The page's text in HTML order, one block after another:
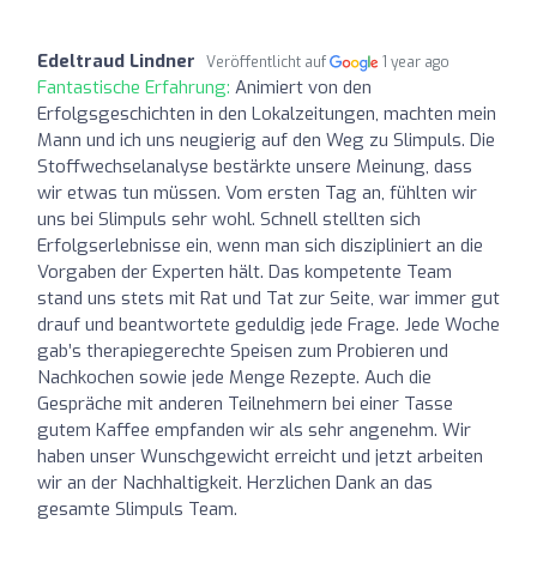
Edeltraud Lindner Veröffentlicht auf 1 year ago
Fantastische Erfahrung: Animiert von den
Erfolgsgeschichten in den Lokalzeitungen, machten mein
Mann und ich uns neugierig auf den Weg zu Slimpuls. Die
Stoffwechselanalyse bestärkte unsere Meinung, dass
wir etwas tun müssen. Vom ersten Tag an, fühlten wir
uns bei Slimpuls sehr wohl. Schnell stellten sich
Erfolgserlebnisse ein, wenn man sich diszipliniert an die
Vorgaben der Experten hält. Das kompetente Team
stand uns stets mit Rat und Tat zur Seite, war immer gut
drauf und beantwortete geduldig jede Frage. Jede Woche
gab’s therapiegerechte Speisen zum Probieren und
Nachkochen sowie jede Menge Rezepte. Auch die
Gespräche mit anderen Teilnehmern bei einer Tasse
gutem Kaffee empfanden wir als sehr angenehm. Wir
haben unser Wunschgewicht erreicht und jetzt arbeiten
wir an der Nachhaltigkeit. Herzlichen Dank an das
gesamte Slimpuls Team.